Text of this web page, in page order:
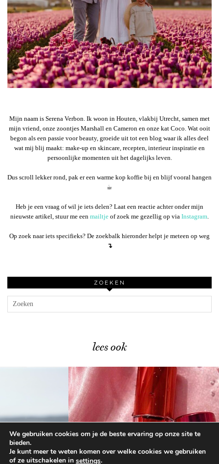
Mijn naam is Serena Verbon. Ik woon in Houten, vlakbij Utrecht, samen met
mijn vriend, onze zoontjes Marshall en Cameron en onze kat Coco. Wat ooit
begon als een passie voor beauty, groeide uit tot een blog waar ik alles deel
wat mij blij maakt: make-up en skincare, recepten, interieur inspiratie en
persoonlijke momenten uit het dagelijks leven.
Dus scroll lekker rond, pak er een warme kop koffie bij en blijf vooral hangen
☕︎
Heb je een vraag of wil je iets delen? Laat een reactie achter onder mijn
nieuwste artikel, stuur me een mailtje of zoek me gezellig op via Instagram
Op zoek naar iets specifieks? De zoekbalk hieronder helpt je meteen op weg
↴
ZOEKEN
lees ook
Catrice Trend Drop Glass …
We gebruiken cookies om je de beste ervaring op onze site te
bieden.
Je kunt meer te weten komen over welke cookies we gebruiken
of ze uitschakelen in settings.